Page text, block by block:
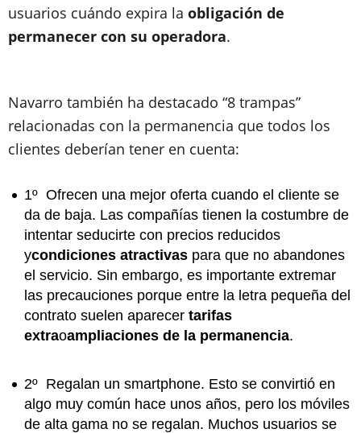
usuarios cuándo expira la obligación de
permanecer con su operadora.
Navarro también ha destacado “8 trampas”
relacionadas con la permanencia que todos los
clientes deberían tener en cuenta:
1º Ofrecen una mejor oferta cuando el cliente se
da de baja. Las compañías tienen la costumbre de
intentar seducirte con precios reducidos
ycondiciones atractivas para que no abandones
el servicio. Sin embargo, es importante extremar
las precauciones porque entre la letra pequeña del
contrato suelen aparecer tarifas
extraoampliaciones de la permanencia.
2º Regalan un smartphone. Esto se convirtió en
algo muy común hace unos años, pero los móviles
de alta gama no se regalan. Muchos usuarios se